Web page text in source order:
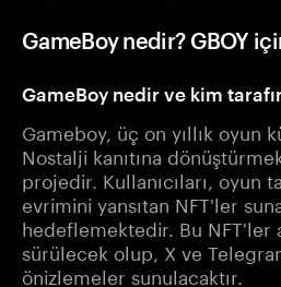
GameBoy nedir? GBOY
GameBoy nedir ve kim
Gameboy, üç on yıllık oyun
Nostalji kanıtına
projedir. Kullanıcıları, oyun
evrimini yansıtan NFT'ler
hedeflemektedir. Bu NFT'ler
sürülecek olup, X ve
önizlemeler sunulacaktır.